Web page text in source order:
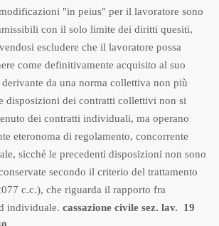
"in peius" per il lavoratore sono
con il solo limite dei diritti quesiti,
escludere che il lavoratore possa
come definitivamente acquisito al suo
da una norma collettiva non più
disposizioni dei contratti collettivi non si
dei contratti individuali, ma operano
eteronoma di regolamento, concorrente
sicché le precedenti disposizioni non sono
secondo il criterio del trattamento
c.c.), che riguarda il rapporto fra
individuale. cassazione civile sez. lav. 19